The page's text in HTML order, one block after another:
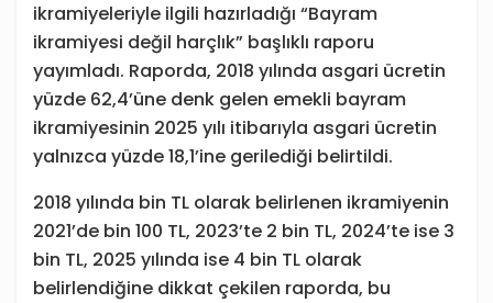
ikramiyeleriyle ilgili hazırladığı “Bayram
ikramiyesi değil harçlık” başlıklı raporu
yayımladı. Raporda, 2018 yılında asgari ücretin
yüzde 62,4’üne denk gelen emekli bayram
ikramiyesinin 2025 yılı itibarıyla asgari ücretin
yalnızca yüzde 18,1’ine gerilediği belirtildi.
2018 yılında bin TL olarak belirlenen ikramiyenin
2021’de bin 100 TL, 2023’te 2 bin TL, 2024’te ise 3
bin TL, 2025 yılında ise 4 bin TL olarak
belirlendiğine dikkat çekilen raporda, bu